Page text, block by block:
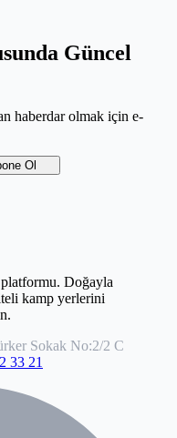
Güncel
haberdar olmak için e-
Ol
Doğayla
kamp yerlerini
Sokak No:2/2 C
33 21